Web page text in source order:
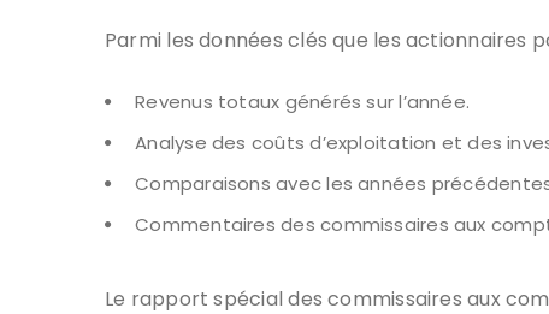
Parmi les données clés que les actionnaires
Revenus totaux générés sur l’année.
Analyse des coûts d’exploitation et des
Comparaisons avec les années
Commentaires des commissaires aux
Le rapport spécial des commissaires aux